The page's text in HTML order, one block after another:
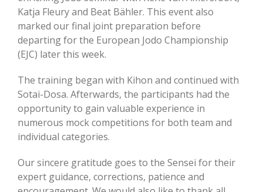
Katja Fleury and Beat Bähler. This event also
marked our final joint preparation before
departing for the European Jodo Championship
(EJC) later this week.
The training began with Kihon and continued with
Sotai-Dosa. Afterwards, the participants had the
opportunity to gain valuable experience in
numerous mock competitions for both team and
individual categories.
Our sincere gratitude goes to the Sensei for their
expert guidance, corrections, patience and